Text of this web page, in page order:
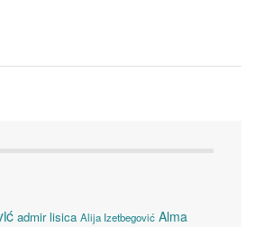
admir lisica Alija Izetbegović Alma